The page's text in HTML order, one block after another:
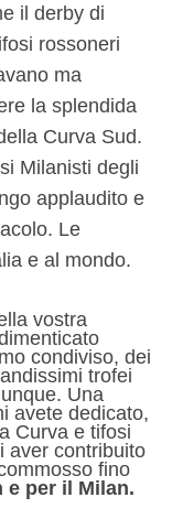
il derby di
rossoneri
ma
la splendida
Curva Sud.
Milanisti degli
applaudito e
Le
e al mondo.
vostra
condiviso, dei
trofei
Una
avete dedicato,
Curva e tifosi
aver contribuito
fino
e per il Milan.